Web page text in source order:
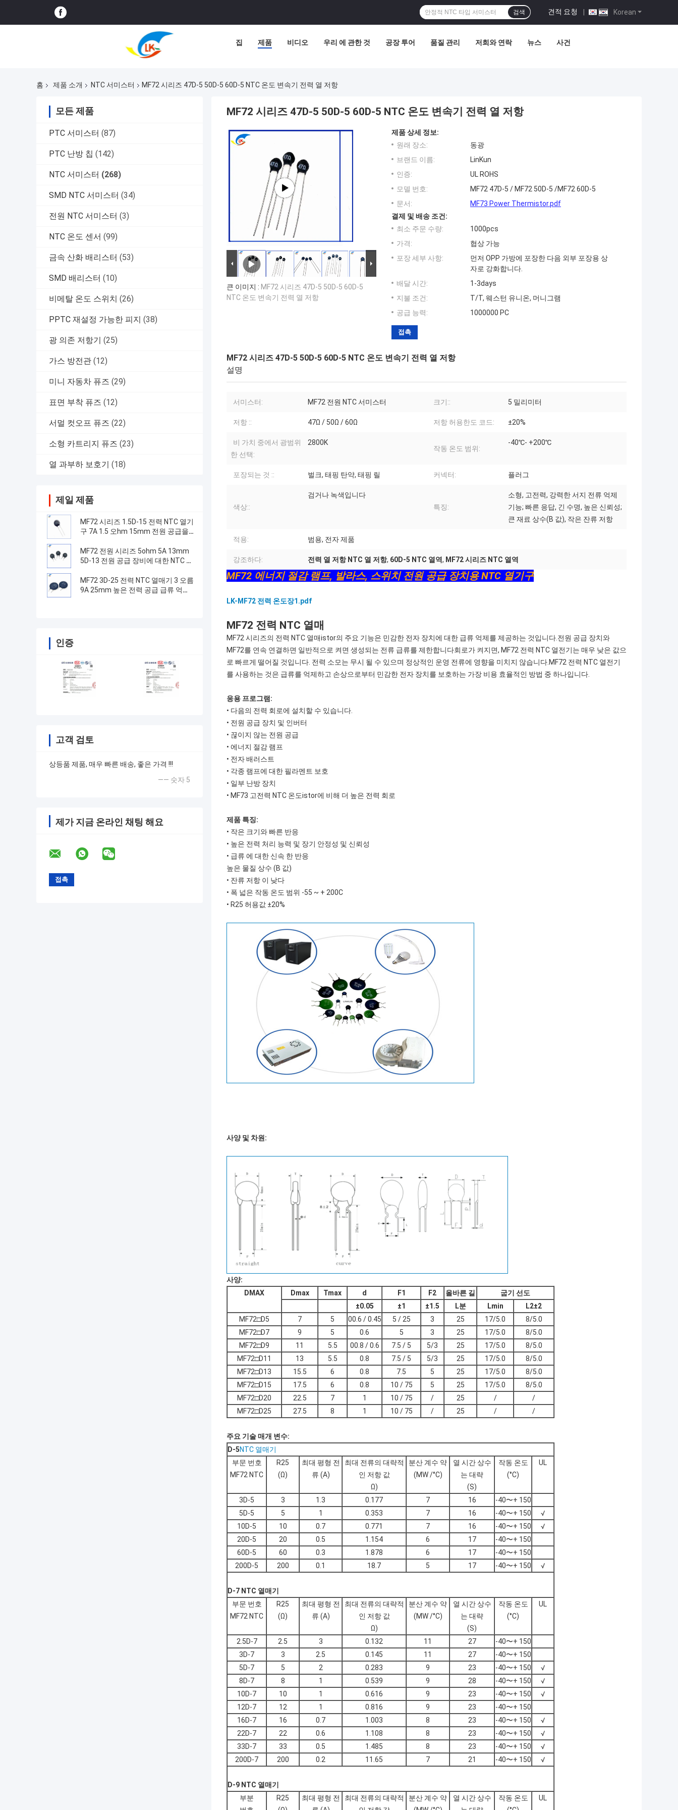
Korean
견적 요청 |
검색
집 제품 비디오 우리 에 관한 것 공장 투어 품질 관리 저희와 연락 뉴스 사건
홈 제품 소개 NTC 서미스터 MF72 시리즈 47D-5 50D-5 60D-5 NTC 온도 변속기 전력 열 저항
모든 제품
PTC 서미스터 (87)
PTC 난방 칩 (142)
NTC 서미스터 (268)
SMD NTC 서미스터 (34)
전원 NTC 서미스터 (3)
NTC 온도 센서 (99)
금속 산화 배리스터 (53)
SMD 배리스터 (10)
비메탈 온도 스위치 (26)
PPTC 재설정 가능한 피지 (38)
광 의존 저항기 (25)
가스 방전관 (12)
미니 자동차 퓨즈 (29)
표면 부착 퓨즈 (12)
서멀 컷오프 퓨즈 (22)
소형 카트리지 퓨즈 (23)
열 과부하 보호기 (18)
제일 제품
MF72 시리즈 1.5D-15 전력 NTC 열기
구 7A 1.5 오hm 15mm 전원 공급을
MF72 전원 시리즈 5ohm 5A 13mm
5D-13 전원 공급 장비에 대한 NTC 열
MF72 3D-25 전력 NTC 열매기 3 오름
9A 25mm 높은 전력 공급 급류 억제
인증
고객 검토
상등품 제품, 매우 빠른 배송, 좋은 가격 !!!
—— 숫자 5
제가 지금 온라인 채팅 해요
MF72 시리즈 47D-5 50D-5 60D-5 NTC 온도 변속기 전력 열 저항
큰 이미지 : MF72 시리즈 47D-5 50D-5 60D-5
NTC 온도 변속기 전력 열 저항
제품 상세 정보:
원래 장소:
동광
브랜드 이름:
LinKun
인증:
UL ROHS
모델 번호:
MF72 47D-5 / MF72 50D-5 /MF72 60D-5
문서:
MF73 Power Thermistor.pdf
결제 및 배송 조건:
최소 주문 수량:
1000pcs
가격:
협상 가능
포장 세부 사항:
먼저 OPP 가방에 포장한 다음 외부 포장용 상
자로 강화합니다.
배달 시간:
1-3days
지불 조건:
T/T, 웨스턴 유니온, 머니그램
공급 능력:
1000000 PC
접촉
MF72 시리즈 47D-5 50D-5 60D-5 NTC 온도 변속기 전력 열 저항
설명
서미스터: MF72 전원 NTC 서미스터 크기:: 5 밀리미터
저항 :: 47Ω / 50Ω / 60Ω 저항 허용한도 코드: ±20%
비 가치 중에서 광범위
한 선택:
2800K
작동 온도 범위:
-40℃- +200℃
포장되는 것 :: 벌크, 태핑 탄약, 태핑 릴 커넥터: 플러그
색상::
검거나 녹색입니다
특징:
소형, 고전력, 강력한 서지 전류 억제
기능; 빠른 응답, 긴 수명, 높은 신뢰성;
큰 재료 상수(B 값), 작은 잔류 저항
적용: 범용, 전자 제품
강조하다: 전력 열 저항 NTC 열 저항, 60D-5 NTC 열역, MF72 시리즈 NTC 열역
MF72 에너지 절감 램프, 발라스, 스위치 전원 공급 장치용 NTC 열기구
LK-MF72 전력 온도장1.pdf
MF72 전력 NTC 열매
MF72 시리즈의 전력 NTC 열매istor의 주요 기능은 민감한 전자 장치에 대한 급류 억제를 제공하는 것입니다.전원 공급 장치와
MF72를 연속 연결하면 일반적으로 켜면 생성되는 전류 급류를 제한합니다회로가 켜지면, MF72 전력 NTC 열전기는 매우 낮은 값으
로 빠르게 떨어질 것입니다. 전력 소모는 무시 될 수 있으며 정상적인 운영 전류에 영향을 미치지 않습니다.MF72 전력 NTC 열전기
를 사용하는 것은 급류를 억제하고 손상으로부터 민감한 전자 장치를 보호하는 가장 비용 효율적인 방법 중 하나입니다.
응용 프로그램:
• 다음의 전력 회로에 설치할 수 있습니다.
• 전원 공급 장치 및 인버터
• 끊이지 않는 전원 공급
• 에너지 절감 램프
• 전자 배러스트
• 각종 램프에 대한 필라멘트 보호
• 일부 난방 장치
• MF73 고전력 NTC 온도istor에 비해 더 높은 전력 회로
제품 특징:
• 작은 크기와 빠른 반응
• 높은 전력 처리 능력 및 장기 안정성 및 신뢰성
• 급류 에 대한 신속 한 반응
높은 물질 상수 (B 값)
• 잔류 저항 이 낮다
• 폭 넓은 작동 온도 범위 -55 ~ + 200C
• R25 허용값 ±20%
사양 및 차원:
사양:
DMAX
Dmax Tmax d F1 F2 올바른 길
굽기 선도
±0.05 ±1 ±1.5 L분 Lmin
L2±2
MF72□D5
7 5 00.6 / 0.45 5 / 25 3 25 17/5.0
8/5.0
MF72□D7
9 5 0.6 5 3 25 17/5.0
8/5.0
MF72□D9
11 5.5 00.8 / 0.6 7.5 / 5 5/3 25 17/5.0
8/5.0
MF72□D11
13 5.5 0.8 7.5 / 5 5/3 25 17/5.0
8/5.0
MF72□D13
15.5 6 0.8 7.5 5 25 17/5.0
8/5.0
MF72□D15
17.5 6 0.8 10 / 75 5 25 17/5.0
8/5.0
MF72□D20
22.5 7 1 10 / 75 / 25 /
/
MF72□D25
27.5 8 1 10 / 75 / 25 / /
주요 기술 매개 변수:
D-5NTC 열매기
부문 번호
MF72 NTC
R25
(Ω)
최대 평형 전
류 (A)
최대 전류의 대략적
인 저항 값
Ω)
분산 계수 약
(MW /°C)
열 시간 상수
는 대략
(S)
작동 온도
(°C)
UL
3D-5 3 1.3 0.177 7 16
-40〜+ 150
5D-5
5 1 0.353 7 16 -40〜+ 150
√
10D-5
10 0.7 0.771 7 16 -40〜+ 150
√
20D-5
20 0.5 1.154 6 17
-40〜+ 150
60D-5
60 0.3 1.878 6 17
-40〜+ 150
200D-5
200 0.1 18.7 5 17 -40〜+ 150 √
D-7 NTC 열매기
부문 번호
MF72 NTC
R25
(Ω)
최대 평형 전
류 (A)
최대 전류의 대략적
인 저항 값
Ω)
분산 계수 약
(MW /°C)
열 시간 상수
는 대략
(S)
작동 온도
(°C)
UL
2.5D-7 2.5 3 0.132 11 27
-40〜+ 150
3D-7
3 2.5 0.145 11 27
-40〜+ 150
5D-7
5 2 0.283 9 23 -40〜+ 150
√
8D-7
8 1 0.539 9 28 -40〜+ 150
√
10D-7
10 1 0.616 9 23 -40〜+ 150
√
12D-7
12 1 0.816 9 23
-40〜+ 150
16D-7
16 0.7 1.003 8 23 -40〜+ 150
√
22D-7
22 0.6 1.108 8 23 -40〜+ 150
√
33D-7
33 0.5 1.485 8 23 -40〜+ 150
√
200D-7
200 0.2 11.65 7 21 -40〜+ 150 √
D-9 NTC 열매기
부분
R25
최대 평형 전
최대 전류의 대략적
분산 계수 약
열 시간 상수
작동 온도
UL